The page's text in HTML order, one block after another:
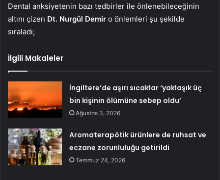
Dental anksiyetenin bazı tedbirler ile önlenebileceğinin
altını çizen Dt. Nurgül Demir o önlemleri şu şekilde
sıraladı;
İlgili Makaleler
İngiltere’de aşırı sıcaklar ‘yaklaşık üç
bin kişinin ölümüne sebep oldu’
Ağustos 3, 2026
Aromaterapötik ürünlere de ruhsat ve
eczane zorunluluğu getirildi
Temmuz 24, 2026